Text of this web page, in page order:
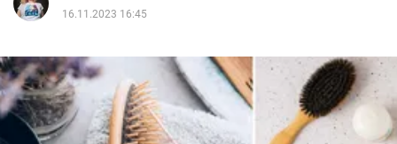
Polityka
16.11.2023 16:45